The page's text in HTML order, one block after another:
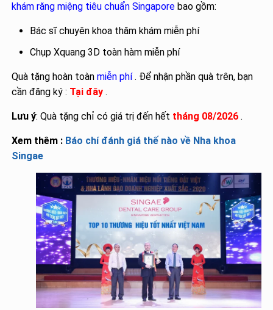
khám răng miệng tiêu chuẩn Singapore bao gồm:
Bác sĩ chuyên khoa thăm khám miễn phí
Chụp Xquang 3D toàn hàm miễn phí
Quà tặng hoàn toànmiễn phí. Để nhận phần quà trên, bạn
cần đăng ký : Tại đây .
Lưu ý: Quà tặng chỉ có giá trị đến hết tháng 08/2026.
Xem thêm : Báo chí đánh giá thế nào về Nha khoa
Singae